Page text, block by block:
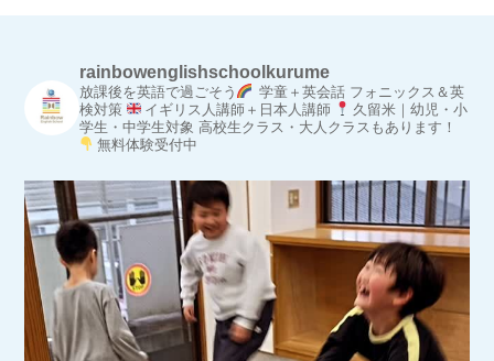
rainbowenglishschoolkurume
放課後を英語で過ごそう 学童＋英会話 フォニックス＆英
検対策
イギリス人講師＋日本人講師
久留米｜幼児・小
学生・中学生対象 高校生クラス・大人クラスもあります！
無料体験受付中